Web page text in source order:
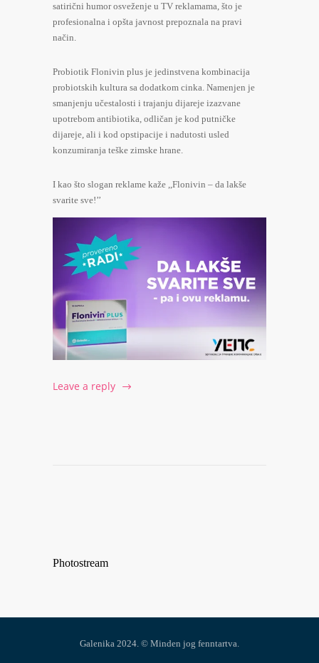
satirični humor osveženje u TV reklamama, što je
profesionalna i opšta javnost prepoznala na pravi
način.
Probiotik Flonivin plus je jedinstvena kombinacija
probiotskih kultura sa dodatkom cinka. Namenjen je
smanjenju učestalosti i trajanju dijareje izazvane
upotrebom antibiotika, odličan je kod putničke
dijareje, ali i kod opstipacije i nadutosti usled
konzumiranja teške zimske hrane.
I kao što slogan reklame kaže ,,Flonivin – da lakše
svarite sve!’’
Leave a reply
Photostream
Galenika 2024. © Minden jog fenntartva.